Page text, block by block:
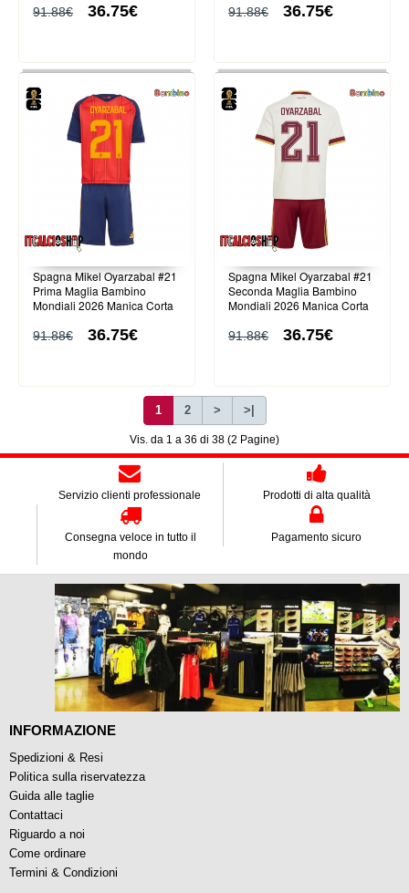
91.88€ 36.75€ 91.88€ 36.75€
Spagna Mikel Oyarzabal #21
Prima Maglia Bambino
Mondiali 2026 Manica Corta
91.88€ 36.75€
Spagna Mikel Oyarzabal #21
Seconda Maglia Bambino
Mondiali 2026 Manica Corta
91.88€ 36.75€
1 2 > >|
Vis. da 1 a 36 di 38 (2 Pagine)
Servizio clienti professionale Prodotti di alta qualità
Consegna veloce in tutto il
mondo
Pagamento sicuro
INFORMAZIONE
Spedizioni & Resi
Politica sulla riservatezza
Guida alle taglie
Contattaci
Riguardo a noi
Come ordinare
Termini & Condizioni